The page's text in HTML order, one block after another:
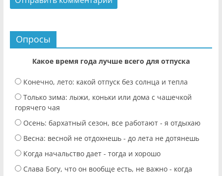
Опросы
Какое время года лучше всего для отпуска
Конечно, лето: какой отпуск без солнца и тепла
Только зима: лыжи, коньки или дома с чашечкой
горячего чая
Осень: бархатный сезон, все работают - я отдыхаю
Весна: весной не отдохнешь - до лета не дотянешь
Когда начальство дает - тогда и хорошо
Слава Богу, что он вообще есть, не важно - когда